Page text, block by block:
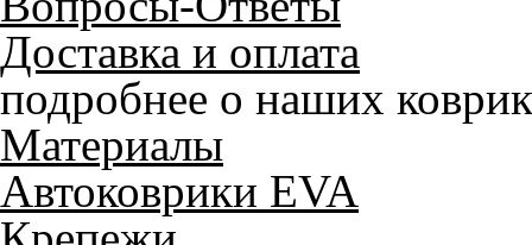
Доставка и оплата
подробнее о наших
Материалы
Автоковрики EVA